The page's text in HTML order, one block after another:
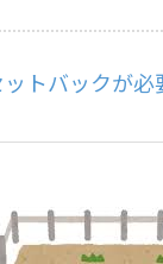
ットバックが必